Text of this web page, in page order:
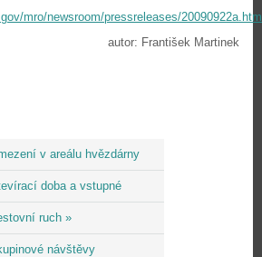
v areálu hvězdárny
doba a vstupné
ruch »
návštěvy
mro/newsroom/pressreleases/
autor: František Martinek